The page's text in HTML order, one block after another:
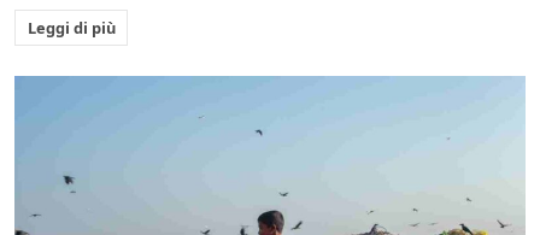
Leggi di più